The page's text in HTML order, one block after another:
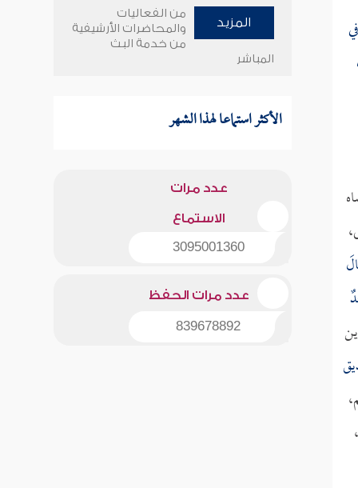
المزيد
من الفعاليات
والمحاضرات الأرشيفية
من خدمة البث
المباشر
الأكثر استماعا لهذا الشهر
عدد مرات
الاستماع
3095001360
عدد مرات الحفظ
839678892